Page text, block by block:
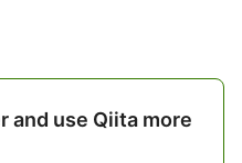
and use Qiita more